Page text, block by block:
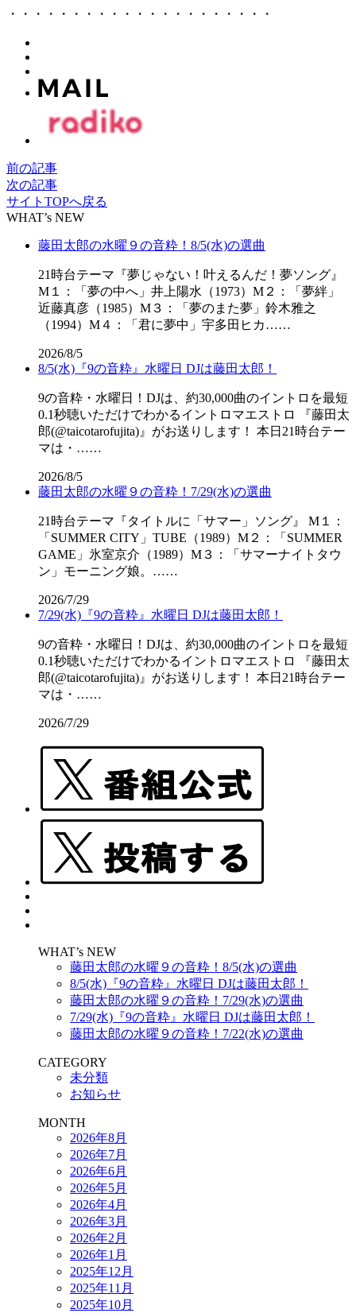
・・・・・・・・・・・・・・・・・・・・・
前の記事
次の記事
サイトTOPへ戻る
WHAT’s NEW
藤田太郎の水曜９の音粋！8/5(水)の選曲
21時台テーマ『夢じゃない！叶えるんだ！夢ソング』
M１：「夢の中へ」井上陽水（1973）M２：「夢絆」
近藤真彦（1985）M３：「夢のまた夢」鈴木雅之
（1994）M４：「君に夢中」宇多田ヒカ……
2026/8/5
8/5(水)『9の音粋』水曜日 DJは藤田太郎！
9の音粋・水曜日！DJは、約30,000曲のイントロを最短
0.1秒聴いただけでわかるイントロマエストロ 『藤田太
郎(@taicotarofujita)』がお送りします！ 本日21時台テー
マは・……
2026/8/5
藤田太郎の水曜９の音粋！7/29(水)の選曲
21時台テーマ『タイトルに「サマー」ソング』 M１：
「SUMMER CITY」TUBE（1989）M２：「SUMMER
GAME」氷室京介（1989）M３：「サマーナイトタウ
ン」モーニング娘。……
2026/7/29
7/29(水)『9の音粋』水曜日 DJは藤田太郎！
9の音粋・水曜日！DJは、約30,000曲のイントロを最短
0.1秒聴いただけでわかるイントロマエストロ 『藤田太
郎(@taicotarofujita)』がお送りします！ 本日21時台テー
マは・……
2026/7/29
WHAT’s NEW
藤田太郎の水曜９の音粋！8/5(水)の選曲
8/5(水)『9の音粋』水曜日 DJは藤田太郎！
藤田太郎の水曜９の音粋！7/29(水)の選曲
7/29(水)『9の音粋』水曜日 DJは藤田太郎！
藤田太郎の水曜９の音粋！7/22(水)の選曲
CATEGORY
未分類
お知らせ
MONTH
2026年8月
2026年7月
2026年6月
2026年5月
2026年4月
2026年3月
2026年2月
2026年1月
2025年12月
2025年11月
2025年10月